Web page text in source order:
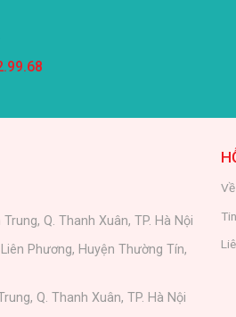
Q. Thanh Xuân, TP. Hà Nội
Phương, Huyện Thường Tín,
Q. Thanh Xuân, TP. Hà Nội